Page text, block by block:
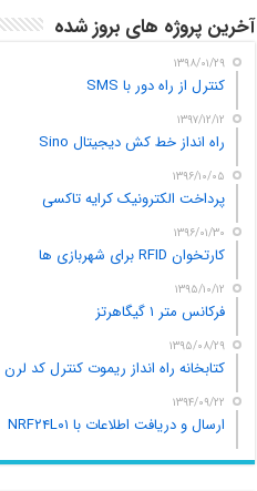
آخرین پروژه های بروز شده
۱۳۹۸/۰۱/۲۹
کنترل از راه دور با SMS
۱۳۹۷/۱۲/۱۲
راه انداز خط کش دیجیتال Sino
۱۳۹۶/۱۰/۰۵
پرداخت الکترونیک کرایه تاکسی
۱۳۹۶/۰۱/۳۰
کارتخوان RFID برای شهربازی ها
۱۳۹۵/۱۰/۱۲
فرکانس متر ۱ گیگاهرتز
۱۳۹۵/۰۸/۲۹
کتابخانه راه انداز ریموت کنترل کد لرن
۱۳۹۴/۰۹/۲۲
ارسال و دریافت اطلاعات با NRF۲۴L۰۱